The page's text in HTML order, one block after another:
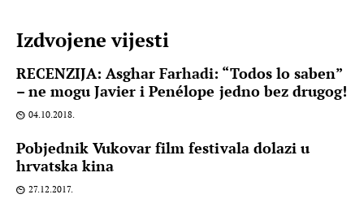
Izdvojene vijesti
RECENZIJA: Asghar Farhadi: “Todos lo saben”
– ne mogu Javier i Penélope jedno bez drugog!
04.10.2018.
Pobjednik Vukovar film festivala dolazi u
hrvatska kina
27.12.2017.